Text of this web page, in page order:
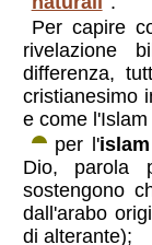
Per capire
rivelazione
differenza,
cristianesimo
e come
per l'islam
Dio, parola
sostengono
dall'arabo
di alterante);